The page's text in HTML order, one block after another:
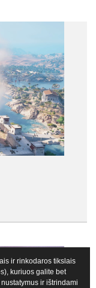
ir rinkodaros tikslais
kuriuos galite bet
ir ištrindami